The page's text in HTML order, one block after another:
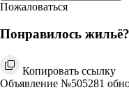
Пожаловаться
Понравилось
Копировать ссылку
Объявление №505281